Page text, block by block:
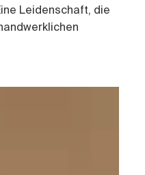
Leidenschaft, die